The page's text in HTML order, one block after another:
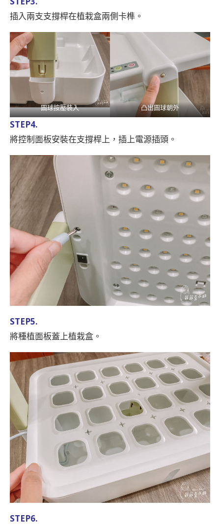
插入兩支支撐桿在植栽盒兩側卡榫。
圓球按壓裝入 凸出圓球朝外
STEP4.
將控制面板安裝在支撐桿上，插上電源插頭。
STEP5.
將種植面板蓋上植栽盒。
STEP6.